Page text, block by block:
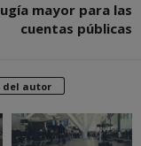
mayor para las
cuentas públicas
del autor